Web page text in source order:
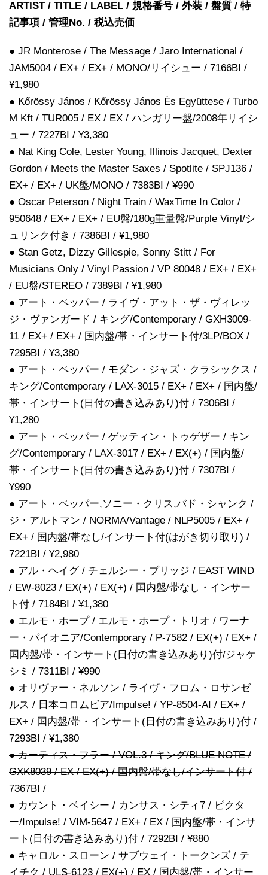
ARTIST / TITLE / LABEL / 規格番号 / 外装 / 盤質 / 特
記事項 / 管理No. / 税込売価
● JR Monterose / The Message / Jaro International /
JAM5004 / EX+ / EX+ / MONO/リイシュー / 7166BI /
¥1,980
● Kőrössy János / Kőrössy János És Együttese / Turbo
M Kft / TUR005 / EX / EX / ハンガリー盤/2008年リイシ
ュー / 7227BI / ¥3,380
● Nat King Cole, Lester Young, Illinois Jacquet, Dexter
Gordon / Meets the Master Saxes / Spotlite / SPJ136 /
EX+ / EX+ / UK盤/MONO / 7383BI / ¥990
● Oscar Peterson / Night Train / WaxTime In Color /
950648 / EX+ / EX+ / EU盤/180g重量盤/Purple Vinyl/シ
ュリンク付き / 7386BI / ¥1,980
● Stan Getz, Dizzy Gillespie, Sonny Stitt / For
Musicians Only / Vinyl Passion / VP 80048 / EX+ / EX+
/ EU盤/STEREO / 7389BI / ¥1,980
● アート・ペッパー / ライヴ・アット・ザ・ヴィレッ
ジ・ヴァンガード / キング/Contemporary / GXH3009-
11 / EX+ / EX+ / 国内盤/帯・インサート付/3LP/BOX /
7295BI / ¥3,380
● アート・ペッパー / モダン・ジャズ・クラシックス /
キング/Contemporary / LAX-3015 / EX+ / EX+ / 国内盤/
帯・インサート(日付の書き込みあり)付 / 7306BI /
¥1,280
● アート・ペッパー / ゲッティン・トゥゲザー / キン
グ/Contemporary / LAX-3017 / EX+ / EX(+) / 国内盤/
帯・インサート(日付の書き込みあり)付 / 7307BI /
¥990
● アート・ペッパー,ソニー・クリス,バド・シャンク /
ジ・アルトマン / NORMA/Vantage / NLP5005 / EX+ /
EX+ / 国内盤/帯なし/インサート付(はがき切り取り) /
7221BI / ¥2,980
● アル・ヘイグ / チェルシー・ブリッジ / EAST WIND
/ EW-8023 / EX(+) / EX(+) / 国内盤/帯なし・インサー
ト付 / 7184BI / ¥1,380
● エルモ・ホープ / エルモ・ホープ・トリオ / ワーナ
ー・パイオニア/Contemporary / P-7582 / EX(+) / EX+ /
国内盤/帯・インサート(日付の書き込みあり)付/ジャケ
シミ / 7311BI / ¥990
● オリヴァー・ネルソン / ライヴ・フロム・ロサンゼ
ルス / 日本コロムビア/Impulse! / YP-8504-AI / EX+ /
EX+ / 国内盤/帯・インサート(日付の書き込みあり)付 /
7293BI / ¥1,380
● カーティス・フラー / VOL.3 / キング/BLUE NOTE /
GXK8039 / EX / EX(+) / 国内盤/帯なし/インサート付 /
7367BI /
● カウント・ベイシー / カンサス・シティ7 / ビクタ
ー/Impulse! / VIM-5647 / EX+ / EX / 国内盤/帯・インサ
ート(日付の書き込みあり)付 / 7292BI / ¥880
● キャロル・スローン / サブウェイ・トークンズ / テ
イチク / ULS-6123 / EX(+) / EX / 国内盤/帯・インサー